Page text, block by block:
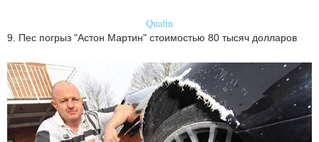
Quafin
9. Пес погрыз "Астон Мартин" стоимостью 80 тысяч долларов